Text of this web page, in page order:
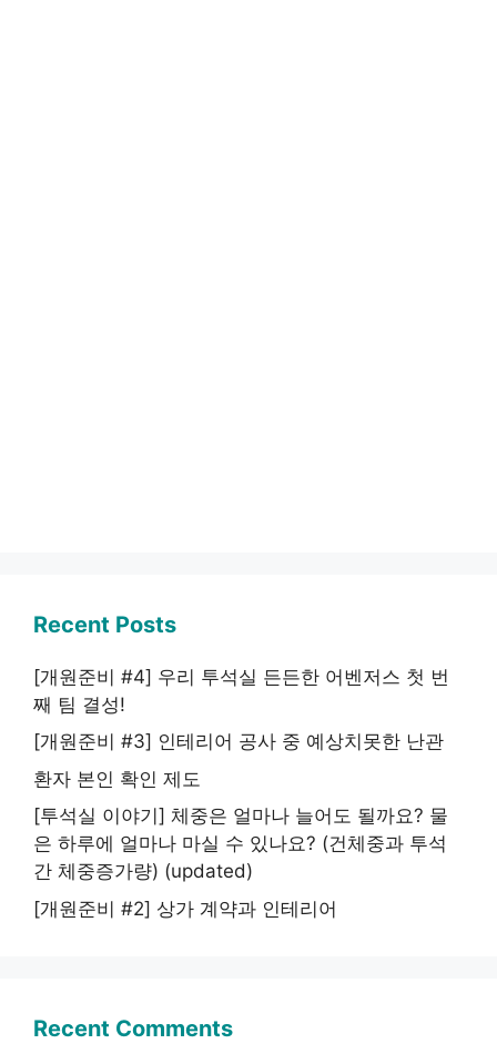
Recent Posts
[개원준비 #4] 우리 투석실 든든한 어벤저스 첫 번
째 팀 결성!
[개원준비 #3] 인테리어 공사 중 예상치못한 난관
환자 본인 확인 제도
[투석실 이야기] 체중은 얼마나 늘어도 될까요? 물
은 하루에 얼마나 마실 수 있나요? (건체중과 투석
간 체중증가량) (updated)
[개원준비 #2] 상가 계약과 인테리어
Recent Comments